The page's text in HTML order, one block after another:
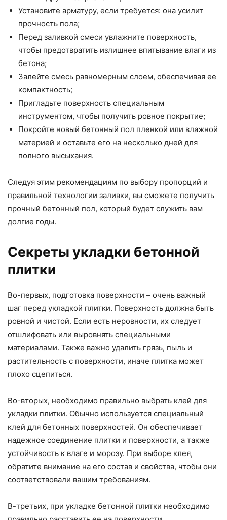
Установите арматуру, если требуется: она усилит
прочность пола;
Перед заливкой смеси увлажните поверхность,
чтобы предотвратить излишнее впитывание влаги из
бетона;
Залейте смесь равномерным слоем, обеспечивая ее
компактность;
Пригладьте поверхность специальным
инструментом, чтобы получить ровное покрытие;
Покройте новый бетонный пол пленкой или влажной
материей и оставьте его на несколько дней для
полного высыхания.
Следуя этим рекомендациям по выбору пропорций и
правильной технологии заливки, вы сможете получить
прочный бетонный пол, который будет служить вам
долгие годы.
Секреты укладки бетонной
плитки
Во-первых, подготовка поверхности – очень важный
шаг перед укладкой плитки. Поверхность должна быть
ровной и чистой. Если есть неровности, их следует
отшлифовать или выровнять специальными
материалами. Также важно удалить грязь, пыль и
растительность с поверхности, иначе плитка может
плохо сцепиться.
Во-вторых, необходимо правильно выбрать клей для
укладки плитки. Обычно используется специальный
клей для бетонных поверхностей. Он обеспечивает
надежное соединение плитки и поверхности, а также
устойчивость к влаге и морозу. При выборе клея,
обратите внимание на его состав и свойства, чтобы они
соответствовали вашим требованиям.
В-третьих, при укладке бетонной плитки необходимо